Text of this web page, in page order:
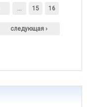
15 16
следующая ›